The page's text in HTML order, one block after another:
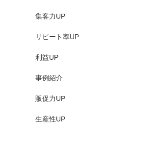
集客力UP
リピート率UP
利益UP
事例紹介
販促力UP
生産性UP